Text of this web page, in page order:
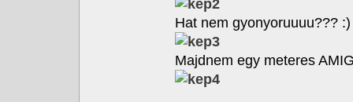
Hat nem gyonyoruuuu??? :)
Majdnem egy meteres